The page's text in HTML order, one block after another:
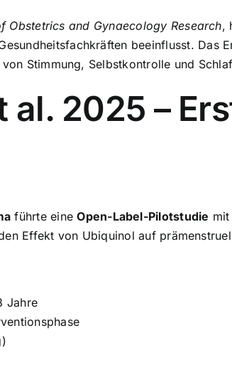
Obstetrics and Gynaecology Research,
beeinflusst. Das
Stimmung, Selbstkontrolle und
al. 2025 –
führte eineOpen-Label-Pilotstudie
Effekt von Ubiquinol auf
Jahre